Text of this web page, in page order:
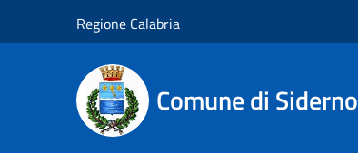
Regione Calabria
Comune di Siderno